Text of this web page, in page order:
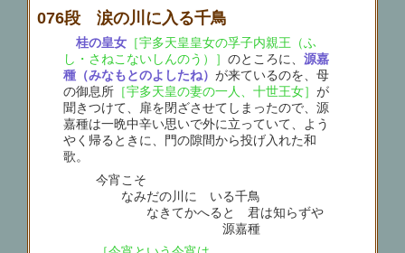
076段 涙の川に入る千鳥
桂の皇女 ［宇多天皇皇女の孚子内親王（ふ
し・さねこないしんのう）］のところに、源嘉
種（みなもとのよしたね）が来ているのを、母
の御息所 ［宇多天皇の妻の一人、十世王女］が
聞きつけて、扉を閉ざさせてしまったので、源
嘉種は一晩中辛い思いで外に立っていて、よう
やく帰るときに、門の隙間から投げ入れた和
歌。
今宵こそ
なみだの川に いる千鳥
なきてかへると 君は知らずや
源嘉種